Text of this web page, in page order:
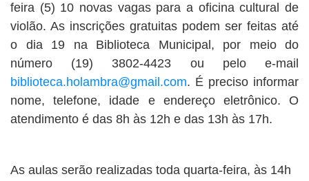
feira (5) 10 novas vagas para a oficina cultural de
violão. As inscrições gratuitas podem ser feitas até
o dia 19 na Biblioteca Municipal, por meio do
número (19) 3802-4423 ou pelo e-mail
biblioteca.holambra@gmail.com. É preciso informar
nome, telefone, idade e endereço eletrônico. O
atendimento é das 8h às 12h e das 13h às 17h.
As aulas serão realizadas toda quarta-feira, às 14h